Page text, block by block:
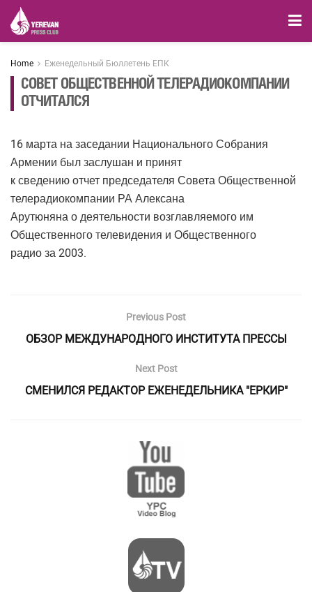
Home Еженедельный Бюллетень ЕПК
СОВЕТ ОБЩЕСТВЕННОЙ ТЕЛЕРАДИОКОМПАНИИ
ОТЧИТАЛСЯ
16 марта на заседании Национального Собрания
Армении был заслушан и принят
к сведению отчет председателя Совета Общественной
телерадиокомпании РА Алексана
Арутюняна о деятельности возглавляемого им
Общественного телевидения и Общественного
радио за 2003.
Previous Post
ОБЗОР МЕЖДУНАРОДНОГО ИНСТИТУТА ПРЕССЫ
Next Post
СМЕНИЛСЯ РЕДАКТОР ЕЖЕНЕДЕЛЬНИКА "ЕРКИР"